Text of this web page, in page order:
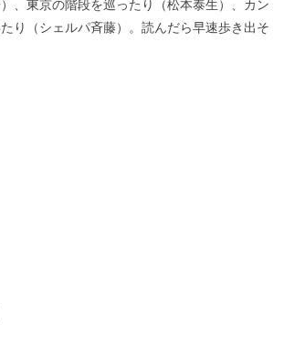
、東京の階段を巡ったり（松本泰生）、カン
り（シェルパ斉藤）。読んだら早速歩き出そ